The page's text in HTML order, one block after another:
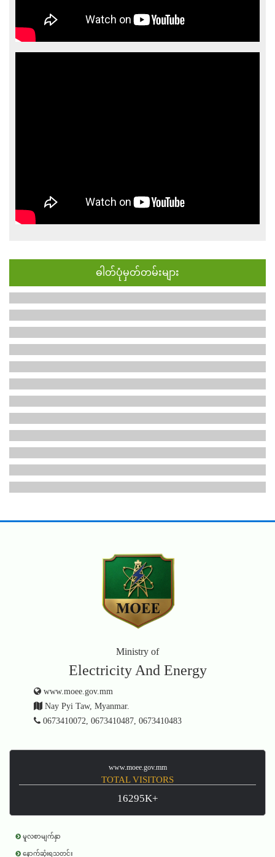
ဓါတ်ပုံမှတ်တမ်းများ
Ministry of
Electricity And Energy
www.moee.gov.mm
Nay Pyi Taw, Myanmar.
0673410072, 0673410487, 0673410483
www.moee.gov.mm
TOTAL VISITORS
16295K+
မူလစာမျက်နှာ
နောက်ဆုံးရသတင်း